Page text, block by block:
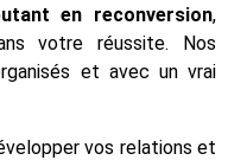
en reconversion,
votre réussite. Nos
et avec un vrai
vos relations et